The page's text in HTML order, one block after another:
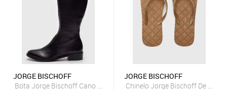
JORGE BISCHOFF
Bota Jorge Bischoff Cano Alto Logo Preta
JORGE BISCHOFF
Chinelo Jorge Bischoff De Dedo